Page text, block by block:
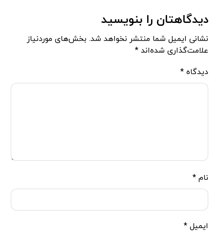
دیدگاهتان را بنویسید
نشانی ایمیل شما منتشر نخواهد شد. بخش‌های موردنیاز
علامت‌گذاری شده‌اند*
دیدگاه*
نام*
ایمیل*